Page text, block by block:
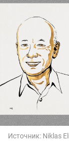
Источник: Niklas